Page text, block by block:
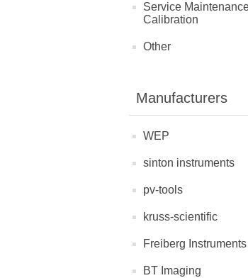
Service
Calibration
Other
Manufacturers
WEP
sinton instruments
pv-tools
kruss-scientific
Freiberg Instruments
BT Imaging